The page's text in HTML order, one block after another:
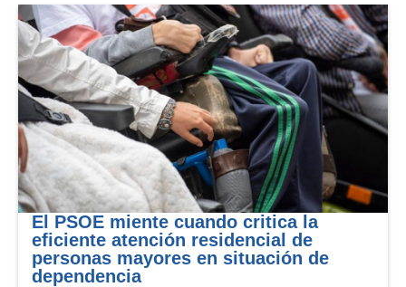
El PSOE miente cuando critica la
eficiente atención residencial de
personas mayores en situación de
dependencia